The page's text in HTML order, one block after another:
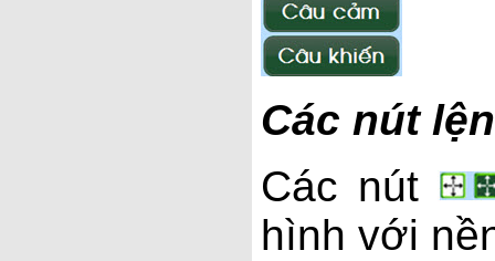
Các nút
Các nút
hình với